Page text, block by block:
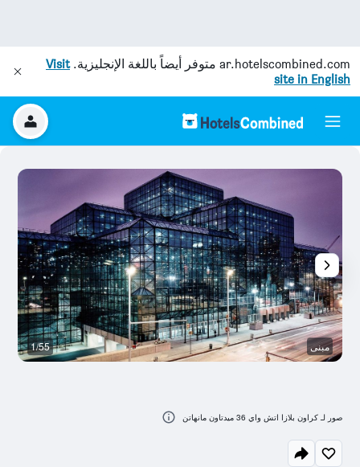
ar.hotelscombined.com متوفر أيضاً باللغة الإنجليزية.Visit
site in English
مبنى 1/55
صور لـ كراون بلازا اتش واي 36 ميدتاون مانهاتن